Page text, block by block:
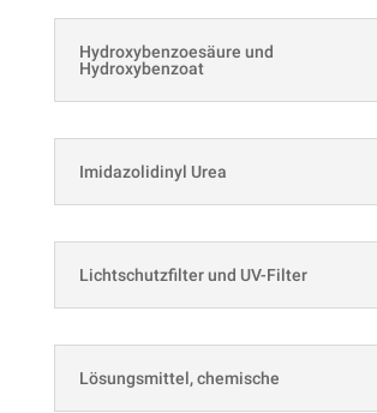
Hydroxybenzoesäure und
Hydroxybenzoat
Imidazolidinyl Urea
Lichtschutzfilter und UV-Filter
Lösungsmittel, chemische